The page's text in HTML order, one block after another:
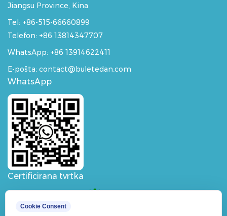
Jiangsu Province, Kina
Tel: +86-515-66660899
Telefon: +86 13814347707
WhatsApp: +86 13914622411
E-pošta: contact@buletedan.com
WhatsApp
Certificirana tvrtka
Cookie Consent